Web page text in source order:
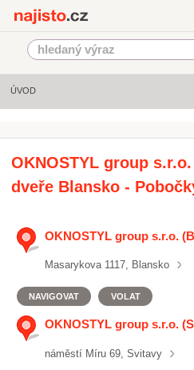
ÚVOD
OKNOSTYL group
dveře Blansko -
OKNOSTYL group s.r.o.
Masarykova 1117, Blansko
NAVIGOVAT VOLAT
OKNOSTYL group s.r.o.
náměstí Míru 69, Svitavy